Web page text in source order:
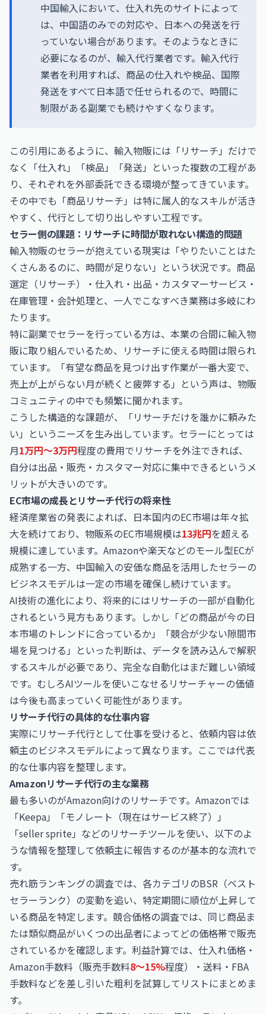
中国輸入において、仕入れ先のサイトによって
は、中国語のみでの対応や、日本への発送を行
っていない場合があります。そのようなときに
必要になるのが、輸入代行業者です。輸入代行
業者を利用すれば、商品の仕入れや検品、国際
発送をすべて日本語で任せられるので、時間に
制限がある副業でも続けやすくなります。
この引用にあるように、輸入物販には「リサーチ」だけで
なく「仕入れ」「検品」「発送」といった複数の工程があ
り、それぞれを外部委託できる環境が整ってきています。
その中でも「商品リサーチ」は特に属人的なスキルが活き
やすく、代行として切り出しやすい工程です。
セラー側の課題：リサーチに時間が取れない構造的問題
輸入物販のセラーが抱えている現実は「やりたいことはた
くさんあるのに、時間が足りない」という状況です。商品
選定（リサーチ）・仕入れ・出品・カスタマーサービス・
在庫管理・会計処理と、一人でこなすべき業務は多岐にわ
たります。
特に副業でセラーを行っている方は、本業の合間に輸入物
販に取り組んでいるため、リサーチに使える時間は限られ
ています。「有望な商品を見つけ出す作業が一番大変で、
売上が上がらない月が続くと疲弊する」という声は、物販
コミュニティの中でも頻繁に聞かれます。
こうした構造的な課題が、「リサーチだけを誰かに頼みた
い」というニーズを生み出しています。セラーにとっては
月1万円〜3万円程度の費用でリサーチを外注できれば、
自分は出品・販売・カスタマー対応に集中できるというメ
リットが大きいのです。
EC市場の成長とリサーチ代行の将来性
経済産業省の発表によれば、日本国内のEC市場は年々拡
大を続けており、物販系のEC市場規模は13兆円を超える
規模に達しています。Amazonや楽天などのモール型ECが
成熟する一方、中国輸入の安価な商品を活用したセラーの
ビジネスモデルは一定の市場を確保し続けています。
AI技術の進化により、将来的にはリサーチの一部が自動化
されるという見方もあります。しかし「どの商品が今の日
本市場のトレンドに合っているか」「競合が少ない隙間市
場を見つける」といった判断は、データを読み込んで解釈
するスキルが必要であり、完全な自動化はまだ難しい領域
です。むしろAIツールを使いこなせるリサーチャーの価値
は今後も高まっていく可能性があります。
リサーチ代行の具体的な仕事内容
実際にリサーチ代行として仕事を受けると、依頼内容は依
頼主のビジネスモデルによって異なります。ここでは代表
的な仕事内容を整理します。
Amazonリサーチ代行の主な業務
最も多いのがAmazon向けのリサーチです。Amazonでは
「Keepa」「モノレート（現在はサービス終了）」
「seller sprite」などのリサーチツールを使い、以下のよ
うな情報を整理して依頼主に報告するのが基本的な流れで
す。
売れ筋ランキングの調査では、各カテゴリのBSR（ベスト
セラーランク）の変動を追い、特定期間に順位が上昇して
いる商品を特定します。競合価格の調査では、同じ商品ま
たは類似商品がいくつの出品者によってどの価格帯で販売
されているかを確認します。利益計算では、仕入れ価格・
Amazon手数料（販売手数料8〜15%程度）・送料・FBA
手数料などを差し引いた粗利を試算してリストにまとめま
す。